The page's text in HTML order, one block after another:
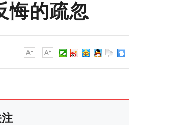
悔的疏忽